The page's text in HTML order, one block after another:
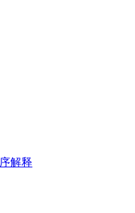
解释